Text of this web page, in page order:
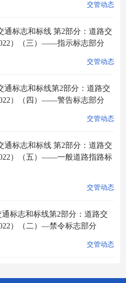
交管动态
通标志和标线 第2部分：道路交
）（三）——指示标志部分
交管动态
通标志和标线第2部分：道路交
）（四）——警告标志部分
交管动态
通标志和标线 第2部分：道路交
）（五）——一般道路指路标
交管动态
标志和标线第2部分：道路交
）（二）—禁令标志部分
交管动态